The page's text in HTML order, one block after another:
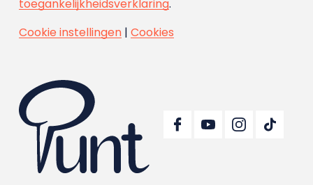
toegankelijkheidsverklaring.
Cookie instellingen| Cookies